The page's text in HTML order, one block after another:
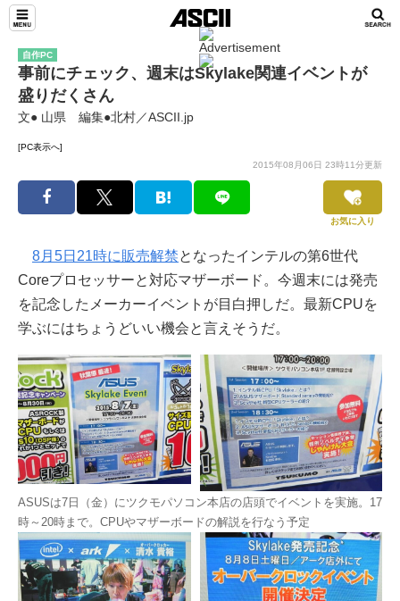
自作PC
事前にチェック、週末はSkylake関連イベントが
盛りだくさん
文● 山県 編集●北村／ASCII.jp
[PC表示へ]
2015年08月06日 23時11分更新
お気に入り
8月5日21時に販売解禁となったインテルの第6世代
Coreプロセッサーと対応マザーボード。今週末には発売
を記念したメーカーイベントが目白押しだ。最新CPUを
学ぶにはちょうどいい機会と言えそうだ。
ASUSは7日（金）にツクモパソコン本店の店頭でイベントを実施。17
時～20時まで。CPUやマザーボードの解説を行なう予定